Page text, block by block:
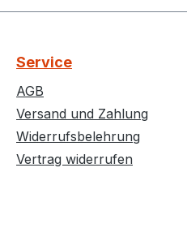
Service
AGB
Versand und Zahlung
Widerrufsbelehrung
Vertrag widerrufen